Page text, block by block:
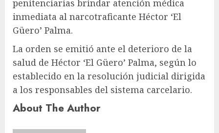
penitenciarias brindar atención médica
inmediata al narcotraficante Héctor ‘El
Güero’ Palma.
La orden se emitió ante el deterioro de la
salud de Héctor ‘El Güero’ Palma, según lo
establecido en la resolución judicial dirigida
a los responsables del sistema carcelario.
About The Author